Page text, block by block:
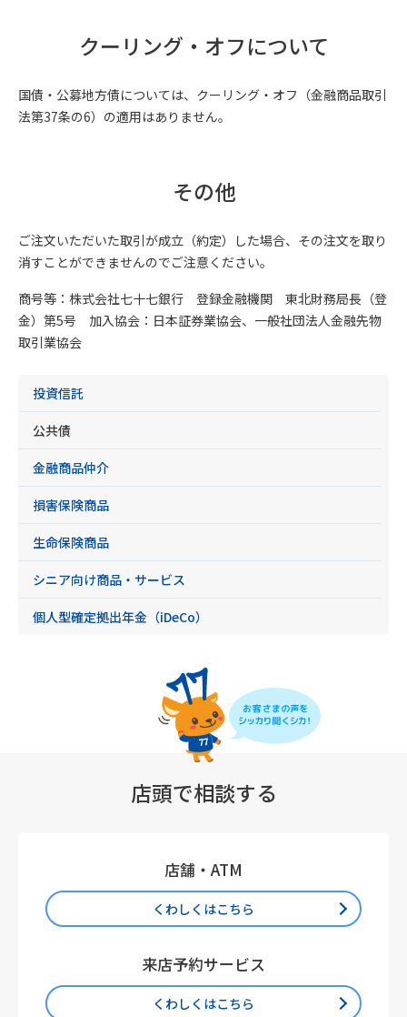
クーリング・オフについて
国債・公募地方債については、クーリング・オフ（金融商品取引
法第37条の6）の適用はありません。
その他
ご注文いただいた取引が成立（約定）した場合、その注文を取り
消すことができませんのでご注意ください。
商号等：株式会社七十七銀行 登録金融機関 東北財務局長（登
金）第5号 加入協会：日本証券業協会、一般社団法人金融先物
取引業協会
投資信託
公共債
金融商品仲介
損害保険商品
生命保険商品
シニア向け商品・サービス
個人型確定拠出年金（iDeCo）
店頭で相談する
店舗・ATM
くわしくはこちら
来店予約サービス
くわしくはこちら